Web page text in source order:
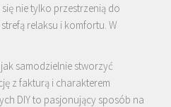
nie tylko przestrzenią do
relaksu i komfortu. W
samodzielnie stworzyć
z fakturą i charakterem
DIY to pasjonujący sposób na